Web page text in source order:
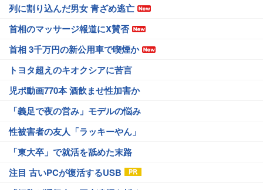
列に割り込んだ男女 青ざめ逃亡
首相のマッサージ報道にX賛否
首相 3千万円の新公用車で喫煙か
トヨタ超えのキオクシアに苦言
児ポ動画770本 酒飲ませ性加害か
「義足で夜の営み」モデルの悩み
性被害者の友人「ラッキーやん」
「東大卒」で就活を舐めた末路
注目 古いPCが復活するUSB